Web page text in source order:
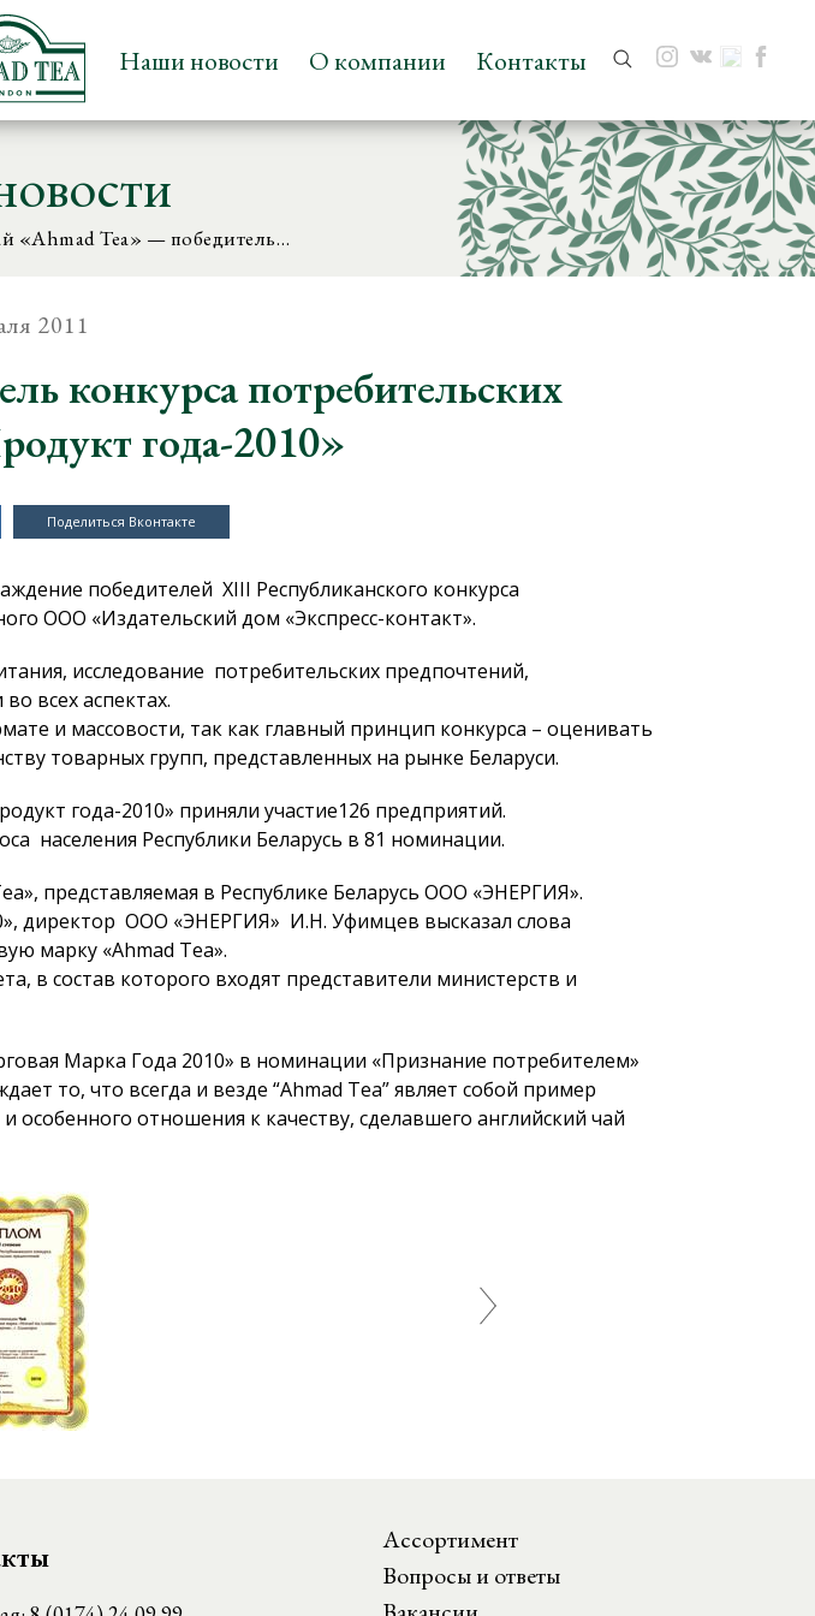
Наши новости О компании Контакты Поиск:
«Ahmad Tea» — победитель…
2011
конкурса потребительских
года-2010»
Поделиться Вконтакте
победителей ХIII Республиканского конкурса
ООО «Издательский дом «Экспресс-контакт».
исследование потребительских предпочтений,
всех аспектах.
и массовости, так как главный принцип конкурса – оценивать
товарных групп, представленных на рынке Беларуси.
года-2010» приняли участие126 предприятий.
населения Республики Беларусь в 81 номинации.
представляемая в Республике Беларусь ООО «ЭНЕРГИЯ».
директор ООО «ЭНЕРГИЯ» И.Н. Уфимцев высказал слова
марку «Ahmad Tea».
в состав которого входят представители министерств и
Марка Года 2010» в номинации «Признание потребителем»
то, что всегда и везде “Ahmad Tea” являет собой пример
особенного отношения к качеству, сделавшего английский чай
Ассортимент
Вопросы и ответы